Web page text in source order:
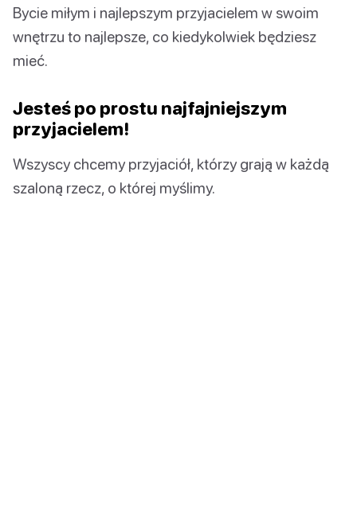
Bycie miłym i najlepszym przyjacielem w swoim
wnętrzu to najlepsze, co kiedykolwiek będziesz
mieć.
Jesteś po prostu najfajniejszym
przyjacielem!
Wszyscy chcemy przyjaciół, którzy grają w każdą
szaloną rzecz, o której myślimy.